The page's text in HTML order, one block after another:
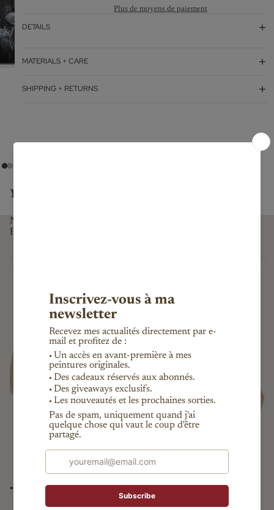
Plus de moyens de paiement
DETAILS
MATERIALS + CARE
SHIPPING + RETURNS
You might also like...
NEWSLETTER
E-mail
• Pièce unique garantie, certificat d’authenticité fourni